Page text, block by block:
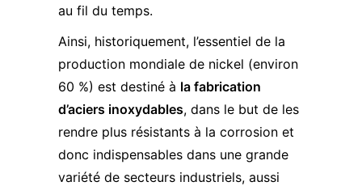
au fil du temps.
Ainsi, historiquement, l’essentiel de la
production mondiale de nickel (environ
60 %) est destiné à la fabrication
d’aciers inoxydables, dans le but de les
rendre plus résistants à la corrosion et
donc indispensables dans une grande
variété de secteurs industriels, aussi